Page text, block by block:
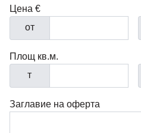
Цена €
от
Площ кв.м.
т
Заглавие на оферта